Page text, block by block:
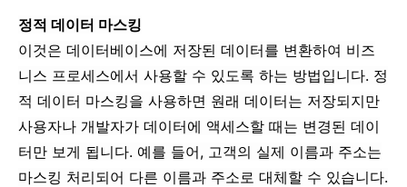
정적 데이터 마스킹
이것은 데이터베이스에 저장된 데이터를 변환하여 비즈
니스 프로세스에서 사용할 수 있도록 하는 방법입니다. 정
적 데이터 마스킹을 사용하면 원래 데이터는 저장되지만
사용자나 개발자가 데이터에 액세스할 때는 변경된 데이
터만 보게 됩니다. 예를 들어, 고객의 실제 이름과 주소는
마스킹 처리되어 다른 이름과 주소로 대체할 수 있습니다.